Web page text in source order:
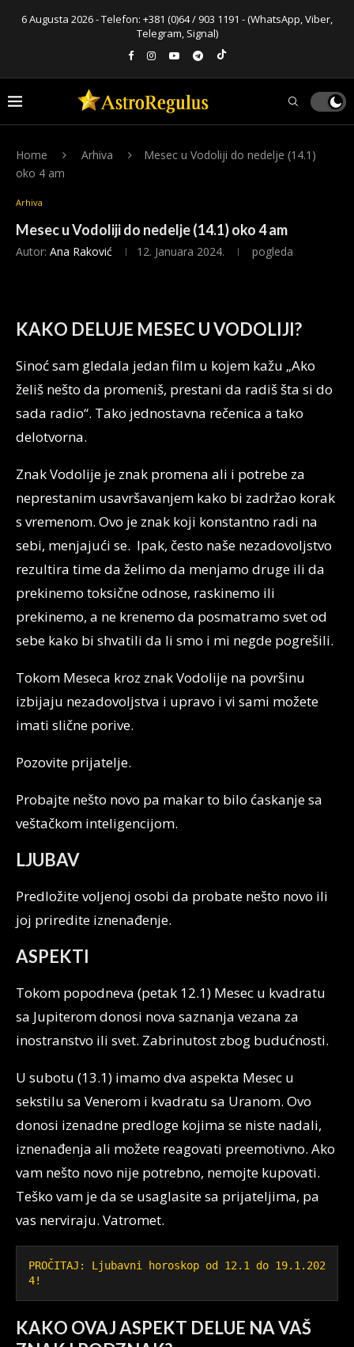
6 Augusta 2026 - Telefon: +381 (0)64 / 903 1191 - (WhatsApp, Viber,
Telegram, Signal)
Home Arhiva
Mesec u Vodoliji do nedelje (14.1)
oko 4 am
Arhiva
Mesec u Vodoliji do nedelje (14.1) oko 4 am
Autor: Ana Raković 12. Januara 2024. pogleda
KAKO DELUJE MESEC U VODOLIJI?
Sinoć sam gledala jedan film u kojem kažu „Ako
želiš nešto da promeniš, prestani da radiš šta si do
sada radio“. Tako jednostavna rečenica a tako
delotvorna.
Znak Vodolije je znak promena ali i potrebe za
neprestanim usavršavanjem kako bi zadržao korak
s vremenom. Ovo je znak koji konstantno radi na
sebi, menjajući se. Ipak, često naše nezadovoljstvo
rezultira time da želimo da menjamo druge ili da
prekinemo toksične odnose, raskinemo ili
prekinemo, a ne krenemo da posmatramo svet od
sebe kako bi shvatili da li smo i mi negde pogrešili.
Tokom Meseca kroz znak Vodolije na površinu
izbijaju nezadovoljstva i upravo i vi sami možete
imati slične porive.
Pozovite prijatelje.
Probajte nešto novo pa makar to bilo ćaskanje sa
veštačkom inteligencijom.
LJUBAV
Predložite voljenoj osobi da probate nešto novo ili
joj priredite iznenađenje.
ASPEKTI
Tokom popodneva (petak 12.1) Mesec u kvadratu
sa Jupiterom donosi nova saznanja vezana za
inostranstvo ili svet. Zabrinutost zbog budućnosti.
U subotu (13.1) imamo dva aspekta Mesec u
sekstilu sa Venerom i kvadratu sa Uranom. Ovo
donosi izenadne predloge kojima se niste nadali,
iznenađenja ali možete reagovati preemotivno. Ako
vam nešto novo nije potrebno, nemojte kupovati.
Teško vam je da se usaglasite sa prijateljima, pa
vas nerviraju. Vatromet.
PROČITAJ: Ljubavni horoskop od 12.1 do 19.1.202
4!
KAKO OVAJ ASPEKT DELUE NA VAŠ